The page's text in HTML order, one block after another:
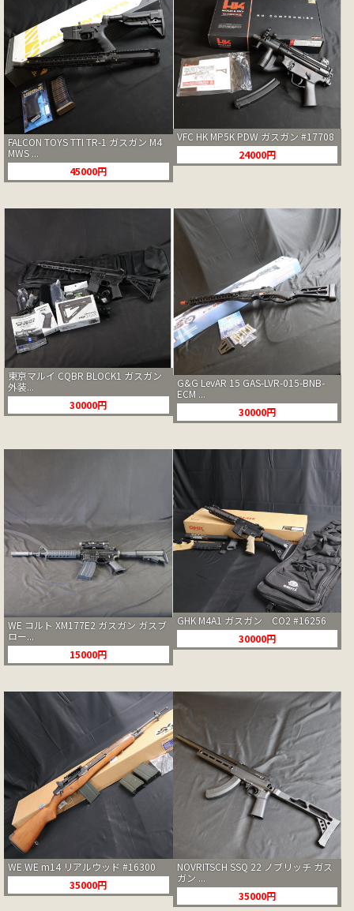
FALCON TOYS TTI TR-1 ガスガン M4
MWS ...
45000円
VFC HK MP5K PDW ガスガン #17708
24000円
東京マルイ CQBR BLOCK1 ガスガン
外装...
30000円
G&G LevAR 15 GAS-LVR-015-BNB-
ECM ...
30000円
WE コルト XM177E2 ガスガン ガスブ
ロー...
15000円
GHK M4A1 ガスガン CO2 #16256
30000円
WE WE m14 リアルウッド #16300
35000円
NOVRITSCH SSQ 22 ノブリッチ ガス
ガン ...
35000円